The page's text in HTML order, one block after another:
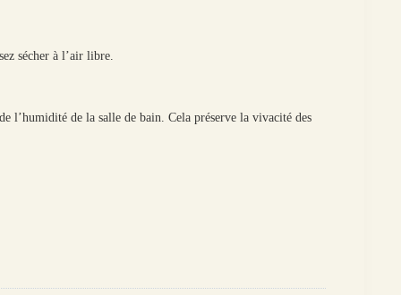
sécher à l’air libre.
l’humidité de la salle de bain. Cela préserve la vivacité des